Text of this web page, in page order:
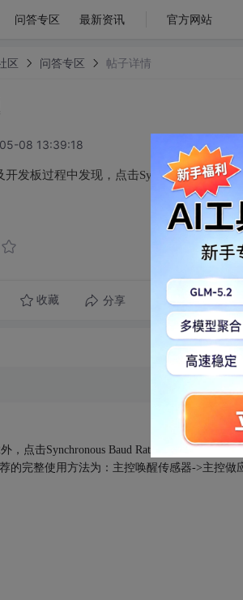
问答专区 最新资讯 官方网站
区 问答专区 帖子详情
08 13:39:18
发板过程中发现，点击Synchronous
收藏 分享 转发到动态
，点击Synchronous Baud Rate按钮行为会唤
的完整使用方法为：主控唤醒传感器->主控做